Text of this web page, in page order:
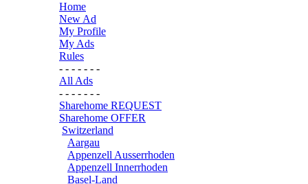
Home
New Ad
My Profile
My Ads
Rules
- - - - - - -
All Ads
- - - - - - -
Sharehome REQUEST
Sharehome OFFER
Switzerland
Aargau
Appenzell Ausserrhoden
Appenzell Innerrhoden
Basel-Land